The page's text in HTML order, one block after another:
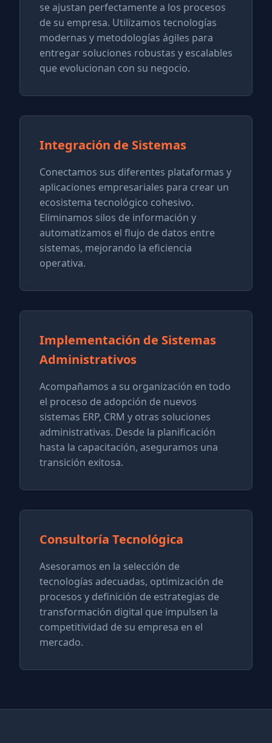
se ajustan perfectamente a los procesos
de su empresa. Utilizamos tecnologías
modernas y metodologías ágiles para
entregar soluciones robustas y escalables
que evolucionan con su negocio.
Integración de Sistemas
Conectamos sus diferentes plataformas y
aplicaciones empresariales para crear un
ecosistema tecnológico cohesivo.
Eliminamos silos de información y
automatizamos el flujo de datos entre
sistemas, mejorando la eficiencia
operativa.
Implementación de Sistemas
Administrativos
Acompañamos a su organización en todo
el proceso de adopción de nuevos
sistemas ERP, CRM y otras soluciones
administrativas. Desde la planificación
hasta la capacitación, aseguramos una
transición exitosa.
Consultoría Tecnológica
Asesoramos en la selección de
tecnologías adecuadas, optimización de
procesos y definición de estrategias de
transformación digital que impulsen la
competitividad de su empresa en el
mercado.